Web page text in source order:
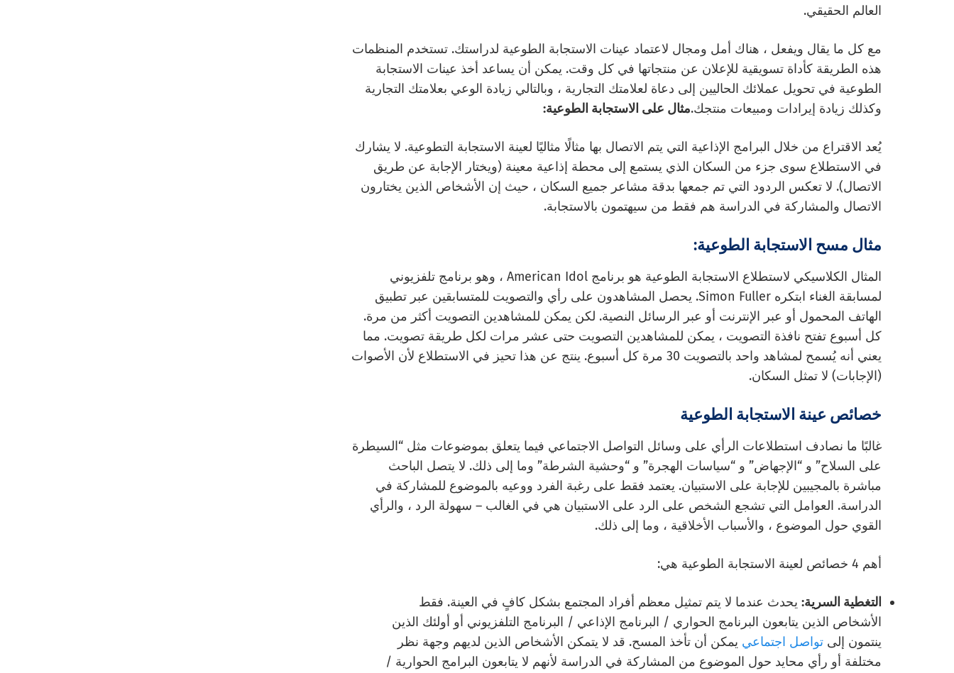
العالم الحقيقي.
مع كل ما يقال ويفعل ، هناك أمل ومجال لاعتماد عينات الاستجابة الطوعية لدراستك. تستخدم المنظمات
هذه الطريقة كأداة تسويقية للإعلان عن منتجاتها في كل وقت. يمكن أن يساعد أخذ عينات الاستجابة
الطوعية في تحويل عملائك الحاليين إلى دعاة لعلامتك التجارية ، وبالتالي زيادة الوعي بعلامتك التجارية
وكذلك زيادة إيرادات ومبيعات منتجك.مثال على الاستجابة الطوعية:
يُعد الاقتراع من خلال البرامج الإذاعية التي يتم الاتصال بها مثالًا مثاليًا لعينة الاستجابة التطوعية. لا يشارك
في الاستطلاع سوى جزء من السكان الذي يستمع إلى محطة إذاعية معينة (ويختار الإجابة عن طريق
الاتصال). لا تعكس الردود التي تم جمعها بدقة مشاعر جميع السكان ، حيث إن الأشخاص الذين يختارون
الاتصال والمشاركة في الدراسة هم فقط من سيهتمون بالاستجابة.
مثال مسح الاستجابة الطوعية:
المثال الكلاسيكي لاستطلاع الاستجابة الطوعية هو برنامج American Idol ، وهو برنامج تلفزيوني
لمسابقة الغناء ابتكره Simon Fuller. يحصل المشاهدون على رأي والتصويت للمتسابقين عبر تطبيق
الهاتف المحمول أو عبر الإنترنت أو عبر الرسائل النصية. لكن يمكن للمشاهدين التصويت أكثر من مرة.
كل أسبوع تفتح نافذة التصويت ، يمكن للمشاهدين التصويت حتى عشر مرات لكل طريقة تصويت. مما
يعني أنه يُسمح لمشاهد واحد بالتصويت 30 مرة كل أسبوع. ينتج عن هذا تحيز في الاستطلاع لأن الأصوات
(الإجابات) لا تمثل السكان.
خصائص عينة الاستجابة الطوعية
غالبًا ما نصادف استطلاعات الرأي على وسائل التواصل الاجتماعي فيما يتعلق بموضوعات مثل “السيطرة
على السلاح” و “الإجهاض” و “سياسات الهجرة” و “وحشية الشرطة” وما إلى ذلك. لا يتصل الباحث
مباشرة بالمجيبين للإجابة على الاستبيان. يعتمد فقط على رغبة الفرد ووعيه بالموضوع للمشاركة في
الدراسة. العوامل التي تشجع الشخص على الرد على الاستبيان هي في الغالب – سهولة الرد ، والرأي
القوي حول الموضوع ، والأسباب الأخلاقية ، وما إلى ذلك.
أهم 4 خصائص لعينة الاستجابة الطوعية هي:
التغطية السرية: يحدث عندما لا يتم تمثيل معظم أفراد المجتمع بشكل كافٍ في العينة. فقط
الأشخاص الذين يتابعون البرنامج الحواري / البرنامج الإذاعي / البرنامج التلفزيوني أو أولئك الذين
ينتمون إلى تواصل اجتماعي يمكن أن تأخذ المسح. قد لا يتمكن الأشخاص الذين لديهم وجهة نظر
مختلفة أو رأي محايد حول الموضوع من المشاركة في الدراسة لأنهم لا يتابعون البرامج الحوارية /